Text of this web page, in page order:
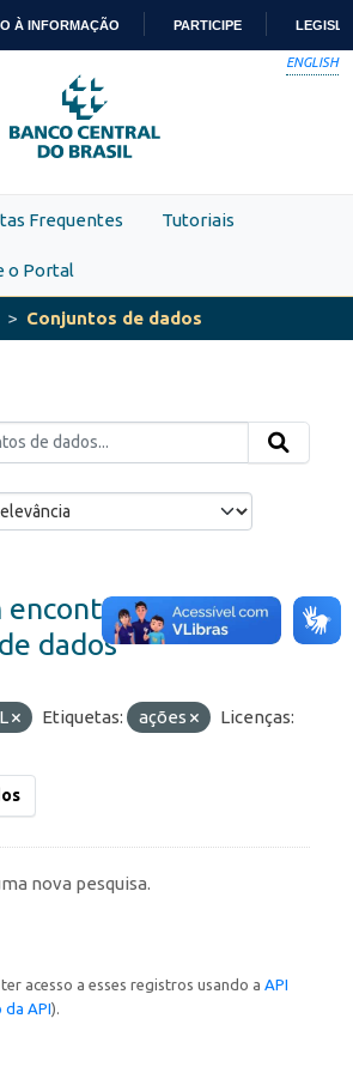
PARA
O
CONTEÚDO
À INFORMAÇÃO PARTICIPE
ENGLISH
Frequentes Tutoriais
o Portal
Conjuntos de dados
encontrados
dados
Etiquetas: ações
Licenças:
nova pesquisa.
acesso a esses registros usando a API
da API).